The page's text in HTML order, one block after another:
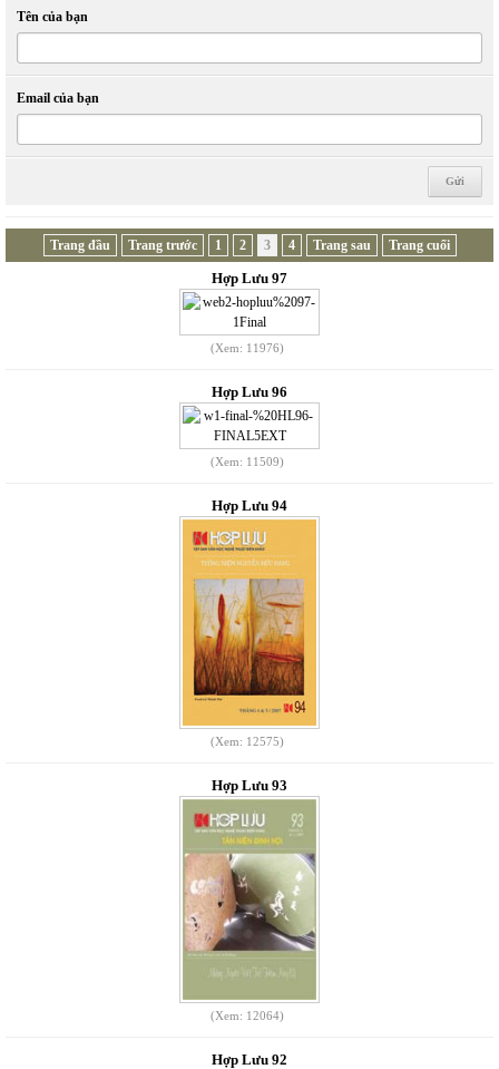
Tên của bạn
Email của bạn
Trang đầu Trang trước 1 2 3 4 Trang sau Trang cuối
Hợp Lưu 97
(Xem: 11976)
Hợp Lưu 96
(Xem: 11509)
Hợp Lưu 94
(Xem: 12575)
Hợp Lưu 93
(Xem: 12064)
Hợp Lưu 92